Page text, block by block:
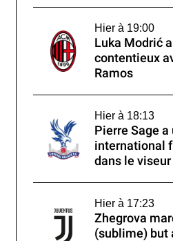
Hier à 19:00
Luka Modrić
contentieux
Ramos
Hier à 18:13
Pierre Sage a
international
dans le viseur
Hier à 17:23
Zhegrova
(sublime) but